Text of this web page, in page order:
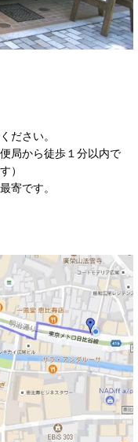
ださい。
局から徒歩１分以内で
）
寄です。